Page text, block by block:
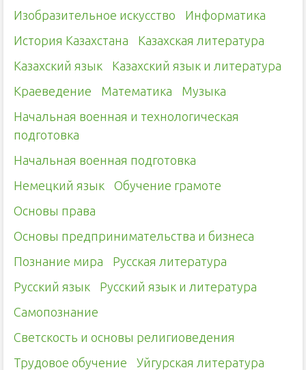
Изобразительное искусство
Информатика
История Казахстана
Казахская литература
Казахский язык
Казахский язык и литература
Краеведение
Математика
Музыка
Начальная военная и технологическая
подготовка
Начальная военная подготовка
Немецкий язык
Обучение грамоте
Основы права
Основы предпринимательства и бизнеса
Познание мира
Русская литература
Русский язык
Русский язык и литература
Самопознание
Светскость и основы религиоведения
Трудовое обучение
Уйгурская литература